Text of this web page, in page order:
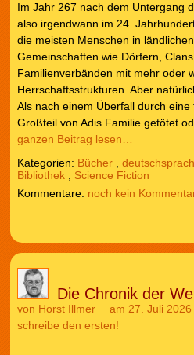
Im Jahr 267 nach dem Untergang
also irgendwann im 24.
die meisten Menschen in
Gemeinschaften wie Dörfern,
Familienverbänden mit mehr oder
Herrschaftsstrukturen. Aber
Als nach einem Überfall durch
Großteil von Adis Familie getötet
ganzen Beitrag lesen…
Kategorien: Bücher,
Bibliothek, Science Fiction
noch kein
Die Chronik der
von Horst Illmer am 27. Juli 2026
schreibe den ersten!